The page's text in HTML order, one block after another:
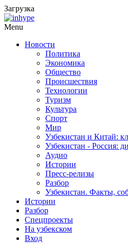
Загрузка
Menu
Новости
Политика
Экономика
Общество
Происшествия
Технологии
Туризм
Культура
Спорт
Мир
Узбекистан и Китай:
Узбекистан - Россия:
Аудио
Истории
Пресс-релизы
Разбор
Узбекистан. Факты,
Истории
Разбор
Спецпроекты
На узбекском
Вход